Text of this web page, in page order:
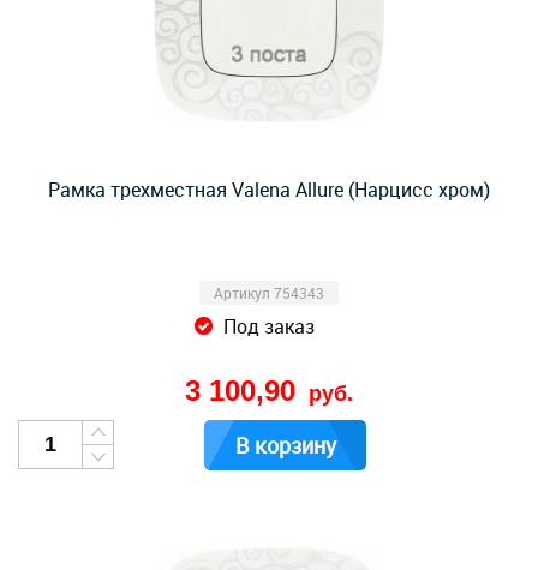
Рамка трехместная Valena Allure (Нарцисс хром)
Артикул 754343
Под заказ
3 100,90 руб.
В корзину